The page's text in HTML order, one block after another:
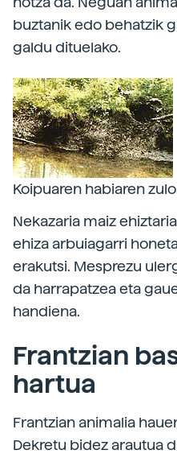
buztanik edo behatzik
galdu dituelako.
Koipuaren habiaren
Nekazaria maiz
ehiza arbuiagarri
erakutsi. Mesprezu
da harrapatzea eta
handiena.
Frantzian
hartua
Frantzian animalia
Dekretu bidez arautua